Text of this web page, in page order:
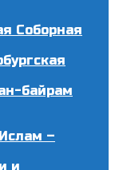
Соборная
байрам
–
и